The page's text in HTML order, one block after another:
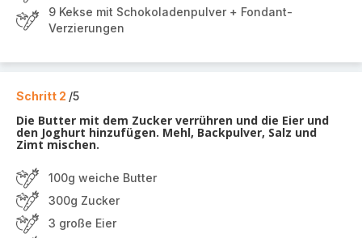
9 Kekse mit Schokoladenpulver + Fondant-
Verzierungen
Schritt 2 /5
Die Butter mit dem Zucker verrühren und die Eier und
den Joghurt hinzufügen. Mehl, Backpulver, Salz und
Zimt mischen.
100g weiche Butter
300g Zucker
3 große Eier